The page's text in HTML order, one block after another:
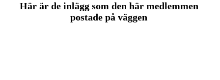
Här är de inlägg som den här medlemmen
postade på väggen